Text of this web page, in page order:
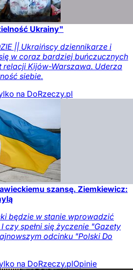
Ukrainy"
|| Ukraińscy dziennikarze i
w coraz bardziej buńczucznych
relacji Kijów-Warszawa. Uderza
siebie.
na DoRzeczy.pl
szansę. Ziemkiewicz:
będzie w stanie wprowadzić
czy spełni się życzenie "Gazety
odcinku "Polski Do
na DoRzeczy.plOpinie